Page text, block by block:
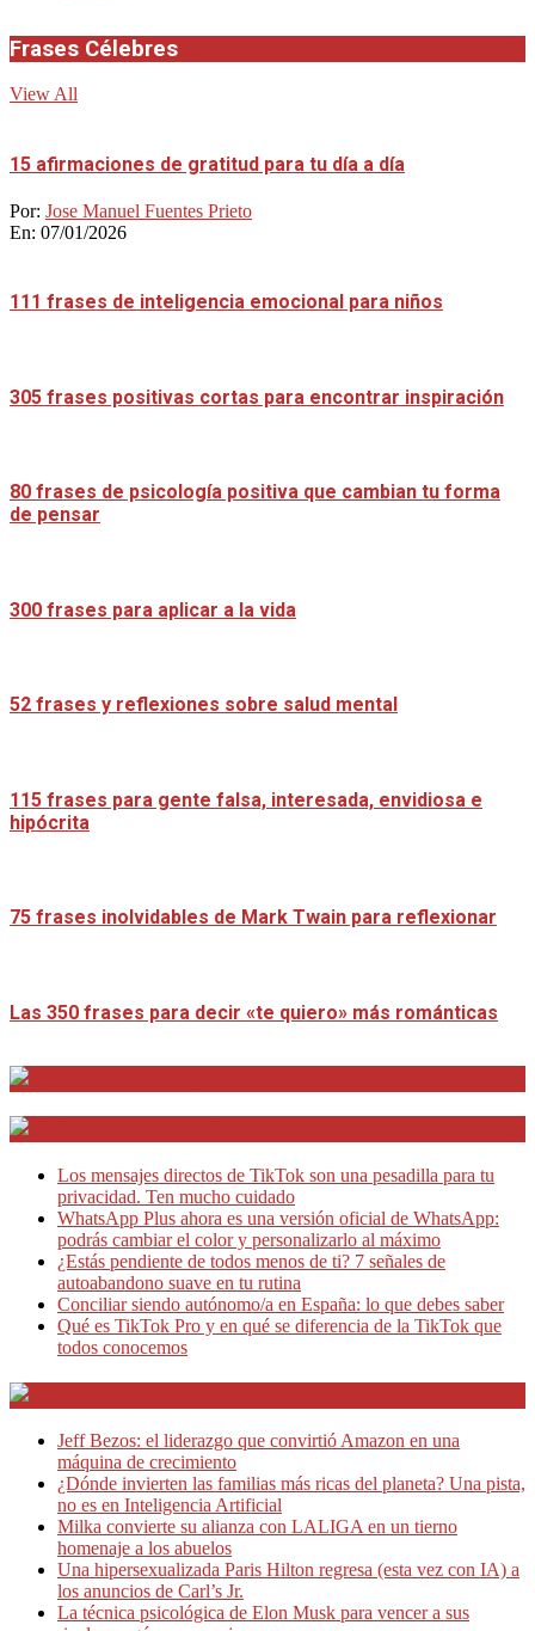
Frases Célebres
View All
15 afirmaciones de gratitud para tu día a día
Por: Jose Manuel Fuentes Prieto
En: 07/01/2026
111 frases de inteligencia emocional para niños
305 frases positivas cortas para encontrar inspiración
80 frases de psicología positiva que cambian tu forma
de pensar
300 frases para aplicar a la vida
52 frases y reflexiones sobre salud mental
115 frases para gente falsa, interesada, envidiosa e
hipócrita
75 frases inolvidables de Mark Twain para reflexionar
Las 350 frases para decir «te quiero» más románticas
Los mensajes directos de TikTok son una pesadilla para tu
privacidad. Ten mucho cuidado
WhatsApp Plus ahora es una versión oficial de WhatsApp:
podrás cambiar el color y personalizarlo al máximo
¿Estás pendiente de todos menos de ti? 7 señales de
autoabandono suave en tu rutina
Conciliar siendo autónomo/a en España: lo que debes saber
Qué es TikTok Pro y en qué se diferencia de la TikTok que
todos conocemos
Jeff Bezos: el liderazgo que convirtió Amazon en una
máquina de crecimiento
¿Dónde invierten las familias más ricas del planeta? Una pista,
no es en Inteligencia Artificial
Milka convierte su alianza con LALIGA en un tierno
homenaje a los abuelos
Una hipersexualizada Paris Hilton regresa (esta vez con IA) a
los anuncios de Carl’s Jr.
La técnica psicológica de Elon Musk para vencer a sus